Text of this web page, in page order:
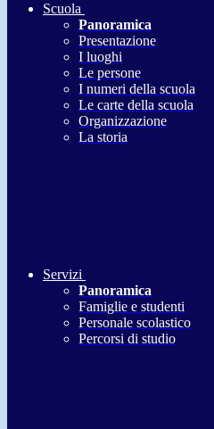
Scuola
Panoramica
Presentazione
I luoghi
Le persone
I numeri della scuola
Le carte della scuola
Organizzazione
La storia
Servizi
Panoramica
Famiglie e studenti
Personale scolastico
Percorsi di studio